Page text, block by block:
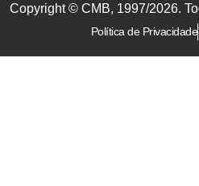
Copyright © CMB, 1997/2026.
Política de Privacidade